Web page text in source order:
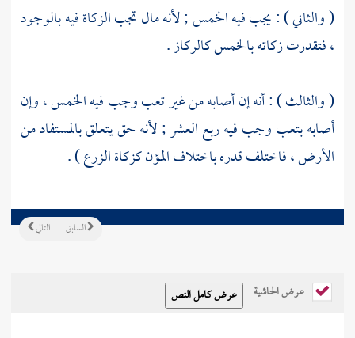
( والثاني ) : يجب فيه الخمس ; لأنه مال تجب الزكاة فيه بالوجود
، فتقدرت زكاته بالخمس كالركاز .
( والثالث ) : أنه إن أصابه من غير تعب وجب فيه الخمس ، وإن
أصابه بتعب وجب فيه ربع العشر ; لأنه حق يتعلق بالمستفاد من
الأرض ، فاختلف قدره باختلاف المؤن كزكاة الزرع ) .
التالي السابق
عرض الحاشية